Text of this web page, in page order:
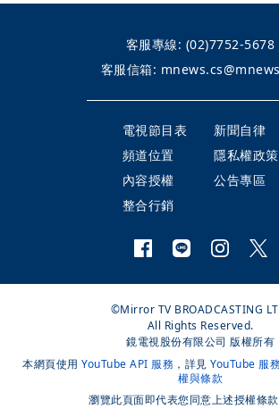
客服專線: (02)7752-5678
客服信箱:
電視節目表
新聞自律
頻道位置
隱私權政策
內容授權
公告專區
整合行銷
©Mirror TV BROADCASTING
All Rights Reserved.
鏡電視股份有限公司 版權所有
本網頁使用 YouTube API 服務 ，詳見 YouTube 服
權與條款
瀏覽此頁面即代表您同意上述授權條